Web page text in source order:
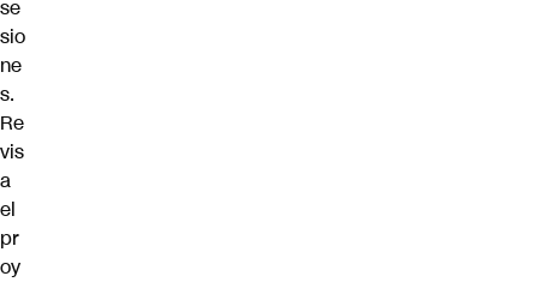
se
sio
ne
s.
Re
vis
a
el
pr
oy